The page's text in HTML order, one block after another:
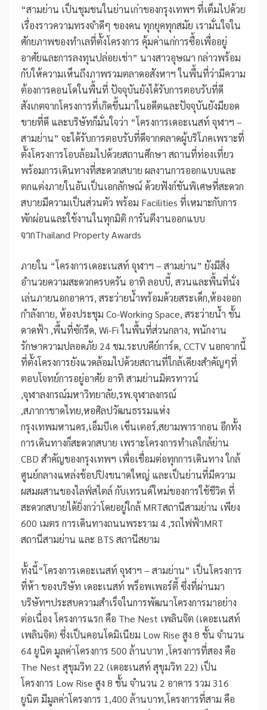
“สามย่าน เป็นชุมชนในย่านเก่าของกรุงเทพฯ ที่เต็มไปด้วย
เรื่องราวความทรงจําดีๆ ของคน ทุกยุคทุกสมัย เรามั่นใจใน
ศักยภาพของทำเลที่ตั้งโครงการ คุ้มค่าแก่การซื้อเพื่ออยู่
อาศัยและการลงทุนปล่อยเช่า” นางสาวอุษณา กล่าวพร้อม
กับให้ความเห็นถึงภาพรวมตลาดอสังหาฯ ในพื้นที่ว่ามีความ
ต้องการคอนโดในพื้นที่ ปัจจุบันยังได้รับการตอบรับที่ดี
สังเกตจากโครงการที่เกิดขึ้นมาในอดีตและปัจจุบันยังมียอด
ขายที่ดี และบริษัทก็มั่นใจว่า “โครงการเดอะเนสท์ จุฬาฯ –
สามย่าน” จะได้รับการตอบรับที่ดีจากตลาดผู้บริโภคเพราะที่
ตั้งโครงการโอบล้อมไปด้วยสถานศึกษา สถานที่ท่องเที่ยว
พร้อมการเดินทางที่สะดวกสบาย ผลงานการออกแบบและ
ตกแต่งภายในอันเป็นเอกลักษณ์ ด้วยฟังก์ชันพิเศษที่สะดวก
สบายมีความเป็นส่วนตัว พร้อม Facilities ที่เหมาะกับการ
พักผ่อนและใช้งานในทุกมิติ การันตีงานออกแบบ
จากThailand Property Awards
ภายใน “โครงการเดอะเนสท์ จุฬาฯ – สามย่าน” ยังมีสิ่ง
อำนวยความสะดวกครบครัน อาทิ ลอบบี้, สวนและพื้นที่นั่ง
เล่นภายนอกอาคาร, สระว่ายน้ำพร้อมด้วยสระเด็ก,ห้องออก
กำลังกาย, ห้องประชุม Co-Working Space, สระว่ายน้ำ ชั้น
ดาดฟ้า ,พื้นที่ซักรีด, Wi-Fi ในพื้นที่ส่วนกลาง, พนักงาน
รักษาความปลอดภัย 24 ชม.ระบบคีย์การ์ด, CCTV นอกจากนี้
ที่ตั้งโครงการยังแวดล้อมไปด้วยสถานที่ใกล้เคียงสำคัญๆที่
ตอบโจทย์การอยู่อาศัย อาทิ สามย่านมิตรทาวน์
,จุฬาลงกรณ์มหาวิทยาลัย,รพ.จุฬาลงกรณ์
,สภากาชาดไทย,หอศิลปวัฒนธรรมแห่ง
กรุงเทพมหานคร,เอ็มบีเค เซ็นเตอร์,สยามพารากอน อีกทั้ง
การเดินทางก็สะดวกสบาย เพราะโครงการทำเลใกล้ย่าน
CBD สำคัญของกรุงเทพฯ เพื่อเชื่อมต่อทุกการเดินทาง ใกล้
ศูนย์กลางแหล่งช้อปปิงขนาดใหญ่ และเป็นย่านที่มีความ
ผสมผสานของไลฟ์สไตล์ กับเทรนด์ใหม่ของการใช้ชีวิต ที่
สะดวกสบายได้ยิ่งกว่าโดยอยู่ใกล้ MRTสถานีสามย่าน เพียง
600 เมตร การเดินทางถนนพระราม 4 ,รถไฟฟ้าMRT
สถานีสามย่าน และ BTS สถานีสยาม
ทั้งนี้“โครงการเดอะเนสท์ จุฬาฯ – สามย่าน” เป็นโครงการ
ที่ห้า ของบริษัท เดอะเนสท์ พร็อพเพอร์ตี้ ซึ่งที่ผ่านมา
บริษัทฯประสบความสำเร็จในการพัฒนาโครงการมาอย่าง
ต่อเนื่อง โครงการแรก คือ The Nest เพลินจิต (เดอะเนสท์
เพลินจิต) ซึ่งเป็นคอนโดมิเนียม Low Rise สูง 8 ชั้น จำนวน
64 ยูนิต มูลค่าโครงการ 500 ล้านบาท ,โครงการที่สอง คือ
The Nest สุขุมวิท 22 (เดอะเนสท์ สุขุมวิท 22) เป็น
โครงการ Low Rise สูง 8 ชั้น จำนวน 2 อาคาร รวม 316
ยูนิต มีมูลค่าโครงการ 1,400 ล้านบาท,โครงการที่สาม คือ